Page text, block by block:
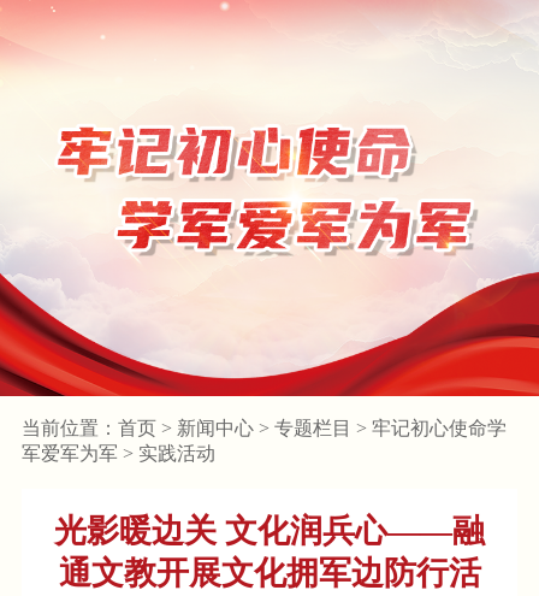
当前位置： 首页> 新闻中心> 专题栏目 > 牢记初心使命学
军爱军为军 > 实践活动
光影暖边关 文化润兵心——融
通文教开展文化拥军边防行活